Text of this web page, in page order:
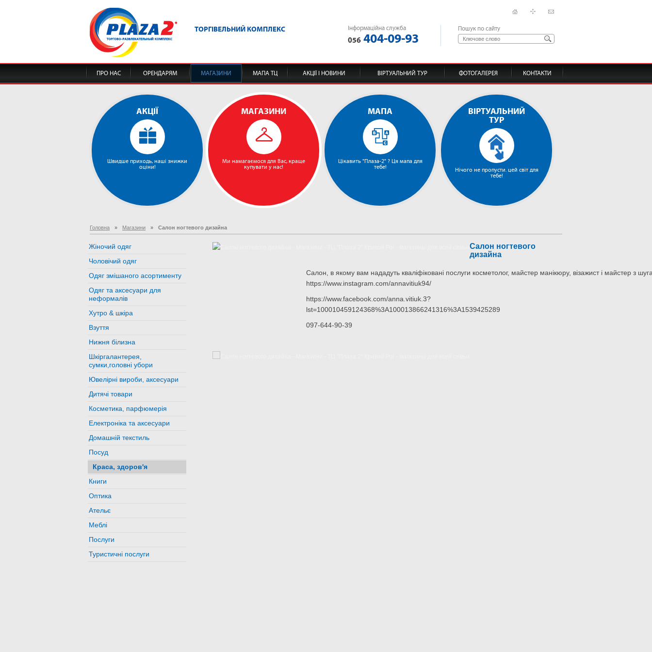
ТОРГІВЕЛЬНИЙ КОМПЛЕКС Інформаційна служба
056 404-09-93
Пошук по сайту
ПРО НАС ОРЕНДАРЯМ МАГАЗИНИ МАПА ТЦ АКЦІЇ І НОВИНИ ВІРТУАЛЬНИЙ ТУР ФОТОГАЛЕРЕЯ КОНТАКТИ
АКЦІЇ
Швидше приходь, наші знижки
оціни!
МАГАЗИНИ
Ми намагаємося для Вас, краще
купувати у нас!
МАПА
Цікавить "Плаза-2" ? Ця мапа для
тебе!
ВІРТУАЛЬНИЙ
ТУР
Нічого не пропусти. цей світ для
тебе!
Головна » Магазини » Салон ногтевого дизайна
Жіночий одяг
Чоловічий одяг
Одяг змішаного асортименту
Одяг та аксесуари для
неформалів
Хутро & шкіра
Взуття
Нижня білизна
Шкіргалантерея,
сумки,головні убори
Ювелірні вироби, аксесуари
Дитячі товари
Косметика, парфюмерія
Електроніка та аксесуари
Домашній текстиль
Посуд
Краса, здоров'я
Книги
Оптика
Ательє
Меблі
Послуги
Туристичні послуги
Салон ногтевого
дизайна
Cалон, в якому вам нададуть кваліфіковані послуги косметолог, майстер манікюру, візажист і майстер з
https://www.instagram.com/annavitiuk94/
https://www.facebook.com/anna.vitiuk.3?
lst=100010459124368%3A100013866241316%3A1539425289
097-644-90-39